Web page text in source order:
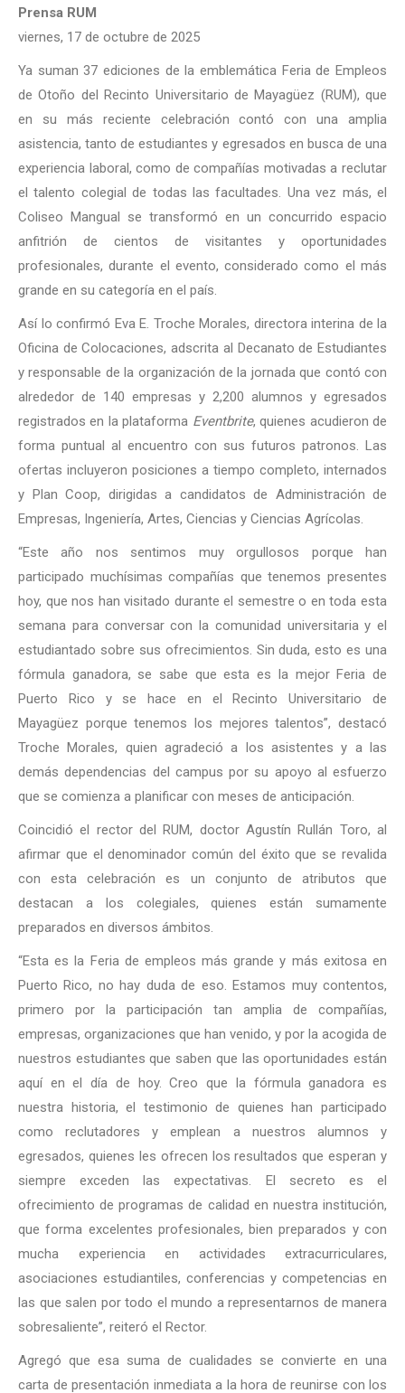
Prensa RUM
viernes, 17 de octubre de 2025
Ya suman 37 ediciones de la emblemática Feria de Empleos
de Otoño del Recinto Universitario de Mayagüez (RUM), que
en su más reciente celebración contó con una amplia
asistencia, tanto de estudiantes y egresados en busca de una
experiencia laboral, como de compañías motivadas a reclutar
el talento colegial de todas las facultades. Una vez más, el
Coliseo Mangual se transformó en un concurrido espacio
anfitrión de cientos de visitantes y oportunidades
profesionales, durante el evento, considerado como el más
grande en su categoría en el país.
Así lo confirmó Eva E. Troche Morales, directora interina de la
Oficina de Colocaciones, adscrita al Decanato de Estudiantes
y responsable de la organización de la jornada que contó con
alrededor de 140 empresas y 2,200 alumnos y egresados
registrados en la plataforma Eventbrite, quienes acudieron de
forma puntual al encuentro con sus futuros patronos. Las
ofertas incluyeron posiciones a tiempo completo, internados
y Plan Coop, dirigidas a candidatos de Administración de
Empresas, Ingeniería, Artes, Ciencias y Ciencias Agrícolas.
“Este año nos sentimos muy orgullosos porque han
participado muchísimas compañías que tenemos presentes
hoy, que nos han visitado durante el semestre o en toda esta
semana para conversar con la comunidad universitaria y el
estudiantado sobre sus ofrecimientos. Sin duda, esto es una
fórmula ganadora, se sabe que esta es la mejor Feria de
Puerto Rico y se hace en el Recinto Universitario de
Mayagüez porque tenemos los mejores talentos”, destacó
Troche Morales, quien agradeció a los asistentes y a las
demás dependencias del campus por su apoyo al esfuerzo
que se comienza a planificar con meses de anticipación.
Coincidió el rector del RUM, doctor Agustín Rullán Toro, al
afirmar que el denominador común del éxito que se revalida
con esta celebración es un conjunto de atributos que
destacan a los colegiales, quienes están sumamente
preparados en diversos ámbitos.
“Esta es la Feria de empleos más grande y más exitosa en
Puerto Rico, no hay duda de eso. Estamos muy contentos,
primero por la participación tan amplia de compañías,
empresas, organizaciones que han venido, y por la acogida de
nuestros estudiantes que saben que las oportunidades están
aquí en el día de hoy. Creo que la fórmula ganadora es
nuestra historia, el testimonio de quienes han participado
como reclutadores y emplean a nuestros alumnos y
egresados, quienes les ofrecen los resultados que esperan y
siempre exceden las expectativas. El secreto es el
ofrecimiento de programas de calidad en nuestra institución,
que forma excelentes profesionales, bien preparados y con
mucha experiencia en actividades extracurriculares,
asociaciones estudiantiles, conferencias y competencias en
las que salen por todo el mundo a representarnos de manera
sobresaliente”, reiteró el Rector.
Agregó que esa suma de cualidades se convierte en una
carta de presentación inmediata a la hora de reunirse con los